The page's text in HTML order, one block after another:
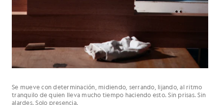
Se mueve con determinación, midiendo, serrando, lijando, al ritmo
tranquilo de quien lleva mucho tiempo haciendo esto. Sin prisas. Sin
alardes. Solo presencia.